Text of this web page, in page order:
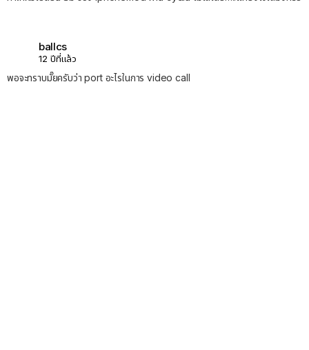
ballcs
12 ปีที่แล้ว
พอจะทราบมั๊ยครับว่า port อะไรในการ video call